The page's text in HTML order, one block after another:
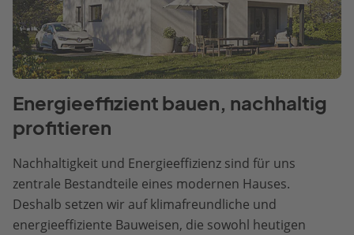
Energieeffizient bauen, nachhaltig
profitieren
Nachhaltigkeit und Energieeffizienz sind für uns
zentrale Bestandteile eines modernen Hauses.
Deshalb setzen wir auf klimafreundliche und
energieeffiziente Bauweisen, die sowohl heutigen